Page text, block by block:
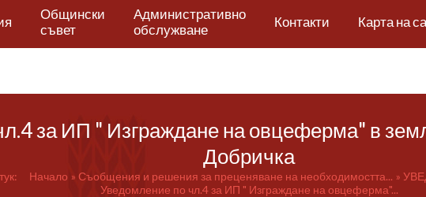
Общински
съвет
Административно
обслужване
Контакти Карта на
за ИП " Изграждане на овцеферма" в
Добричка
Начало Съобщения и решения за преценяване на необходимостта...
Уведомление по чл.4 за ИП " Изграждане на овцеферма"...